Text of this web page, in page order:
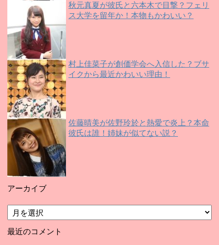
秋元真夏が彼氏と六本木で目撃？フェリ
ス大学を留年か！本物もかわいい？
村上佳菜子が創価学会へ入信した？ブサ
イクから最近かわいい理由！
佐藤晴美が佐野玲於と熱愛で炎上？本命
彼氏は誰！姉妹が似てない説？
アーカイブ
ア
ー
カ
最近のコメント